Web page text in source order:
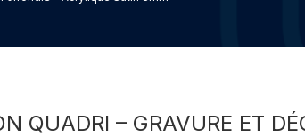
QUADRI – GRAVURE ET